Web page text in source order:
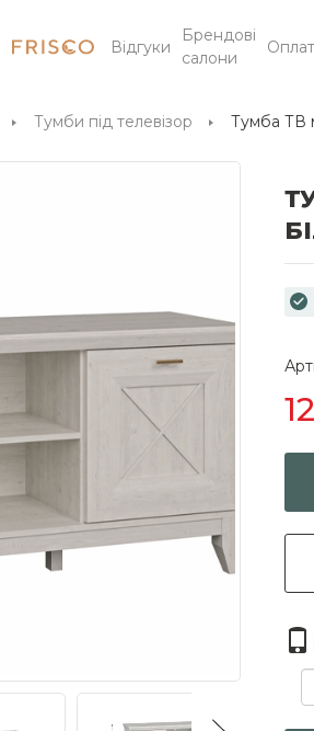
Відгуки
Брендові
салони
Тумби під телевізор Тумба ТВ